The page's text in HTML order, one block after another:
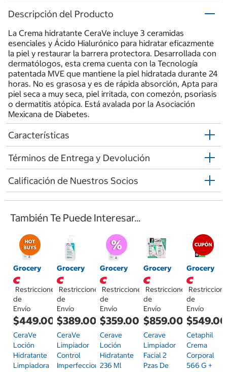
Descripción del Producto
La Crema hidratante CeraVe incluye 3 ceramidas
esenciales y Ácido Hialurónico para hidratar eficazmente
la piel y restaurar la barrera protectora. Desarrollada con
dermatólogos, esta crema cuenta con la Tecnología
patentada MVE que mantiene la piel hidratada durante 24
horas. No es grasosa y es de rápida absorción, Apta para
piel seca a muy seca, piel irritada, con comezón, psoriasis
o dermatitis atópica. Está avalada por la Asociación
Mexicana de Diabetes.
Características
Términos de Entrega y Devolución
Calificación de Nuestros Socios
También Te Puede Interesar...
Grocery
Restricciones
de
Envío
$449.00
CeraVe
Loción
Hidratante
Limpiadora
Grocery
Restricciones
de
Envío
$389.00
CeraVe
Limpiador
Control
Imperfecciones
Grocery
Restricciones
de
Envío
$359.00
Cerave
Loción
Hidratante
236 Ml
Grocery
Restricciones
de
Envío
$859.00
Cerave
Limpiador
Facial 2
Pzas De
Grocery
de
Envío
$549.00
Cetaphil
Crema
Corporal
566 G +